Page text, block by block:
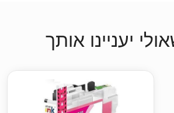
יעניינו אותך